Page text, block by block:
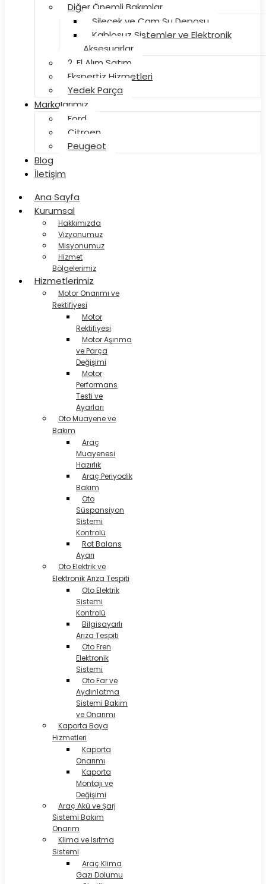
Diğer Önemli Bakımlar
Silecek ve Cam Su Deposu
Kablosuz Sistemler ve Elektronik
Aksesuarlar
2. El Alım Satım
Ekspertiz Hizmetleri
Yedek Parça
Markalarımız
Ford
Citroen
Peugeot
Blog
İletişim
Ana Sayfa
Kurumsal
Hakkımızda
Vizyonumuz
Misyonumuz
Hizmet
Bölgelerimiz
Hizmetlerimiz
Motor Onarımı ve
Rektifiyesi
Motor
Rektifiyesi
Motor Aşınma
ve Parça
Değişimi
Motor
Performans
Testi ve
Ayarları
Oto Muayene ve
Bakım
Araç
Muayenesi
Hazırlık
Araç Periyodik
Bakım
Oto
Süspansiyon
Sistemi
Kontrolü
Rot Balans
Ayarı
Oto Elektrik ve
Elektronik Arıza Tespiti
Oto Elektrik
Sistemi
Kontrolü
Bilgisayarlı
Arıza Tespiti
Oto Fren
Elektronik
Sistemi
Oto Far ve
Aydınlatma
Sistemi Bakım
ve Onarımı
Kaporta Boya
Hizmetleri
Kaporta
Onarımı
Kaporta
Montajı ve
Değişimi
Araç Akü ve Şarj
Sistemi Bakım
Onarım
Klima ve Isıtma
Sistemi
Araç Klima
Gazı Dolumu